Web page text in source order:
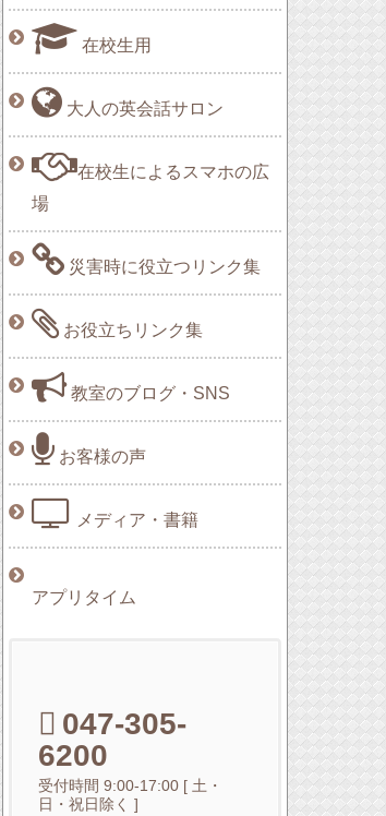
在校生用
大人の英会話サロン
在校生によるスマホの広
場
災害時に役立つリンク集
お役立ちリンク集
教室のブログ・SNS
お客様の声
メディア・書籍
アプリタイム
047-305-
6200
受付時間 9:00-17:00 [ 土・
日・祝日除く ]